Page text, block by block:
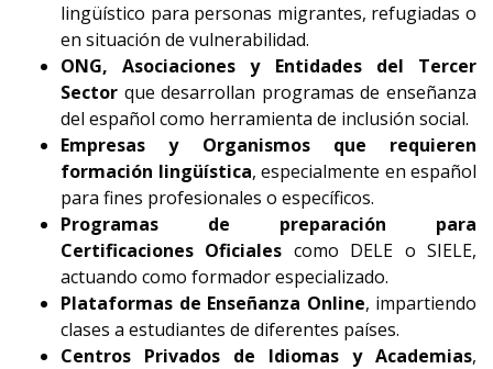
lingüístico para personas migrantes, refugiadas o
en situación de vulnerabilidad.
ONG, Asociaciones y Entidades del Tercer
Sector que desarrollan programas de enseñanza
del español como herramienta de inclusión social.
Empresas y Organismos que requieren
formación lingüística, especialmente en español
para fines profesionales o específicos.
Programas de preparación para
Certificaciones Oficiales como DELE o SIELE,
actuando como formador especializado.
Plataformas de Enseñanza Online, impartiendo
clases a estudiantes de diferentes países.
Centros Privados de Idiomas y Academias,